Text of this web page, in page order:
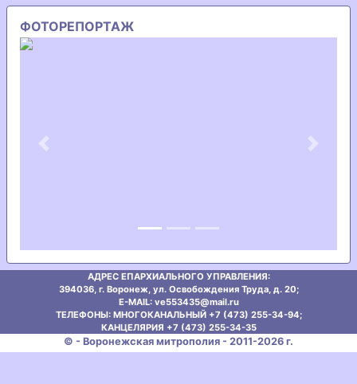
ФОТОРЕПОРТАЖ
Previous Next
АДРЕС ЕПАРХИАЛЬНОГО УПРАВЛЕНИЯ:
394036, г. Воронеж, ул. Освобождения Труда, д. 20;
E-MAIL: ve553435@mаil.ru
ТЕЛЕФОНЫ: МНОГОКАНАЛЬНЫЙ +7 (473) 255-34-94;
КАНЦЕЛЯРИЯ +7 (473) 255-34-35
© - Воронежская митрополия - 2011-2026 г.